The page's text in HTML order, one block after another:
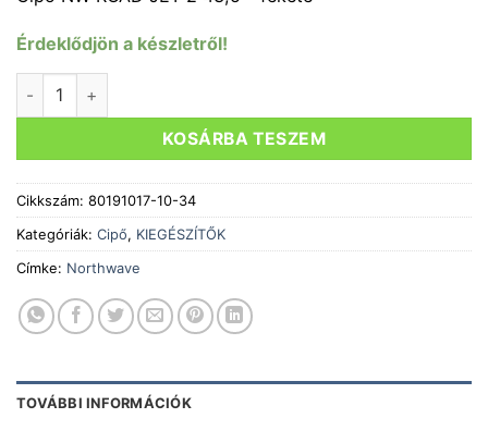
Érdeklődjön a készletről!
Cipő NORTHWAVE ROAD JET 2 43,5 fekete mennyiség
KOSÁRBA TESZEM
Cikkszám: 80191017-10-34
Kategóriák: Cipő, KIEGÉSZÍTŐK
Címke: Northwave
TOVÁBBI INFORMÁCIÓK